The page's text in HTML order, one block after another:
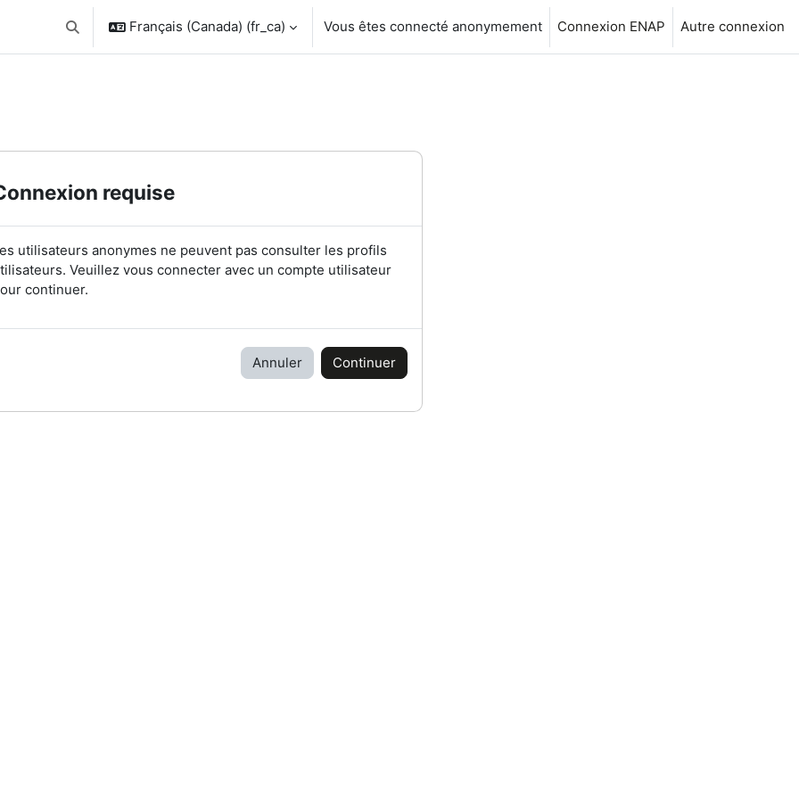
Activer/désactiver la saisie de recherche
Français (Canada) ‎(fr_ca)‎ Vous êtes connecté anonymement Connexion ENAP Autre connexion
requise
utilisateurs anonymes ne peuvent pas consulter les profils
Veuillez vous connecter avec un compte utilisateur
continuer.
Annuler Continuer